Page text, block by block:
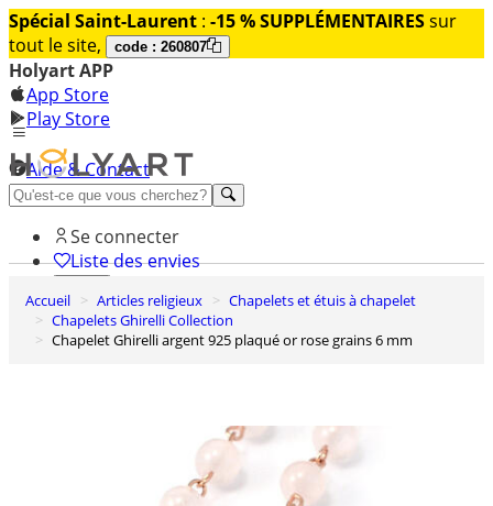
Spécial Saint-Laurent : -15 % SUPPLÉMENTAIRESsur
tout le site,
code : 260807
Holyart APP
App Store
Play Store
Aide & Contact
Découvrez Premium
Se connecter
Liste des envies
0
Panier
Accueil Articles religieux
Chapelets et étuis à chapelet
Chapelets Ghirelli Collection
Chapelet Ghirelli argent 925 plaqué or rose grains 6 mm